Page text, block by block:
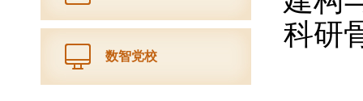
数智党校
科研